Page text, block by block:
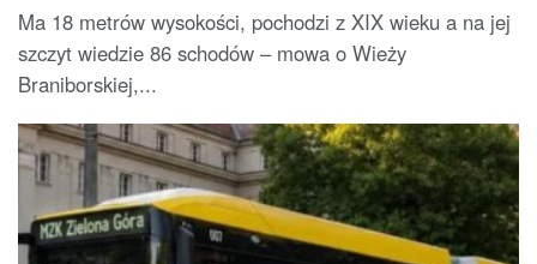
Ma 18 metrów wysokości, pochodzi z XIX wieku a na jej
szczyt wiedzie 86 schodów – mowa o Wieży
Braniborskiej,...